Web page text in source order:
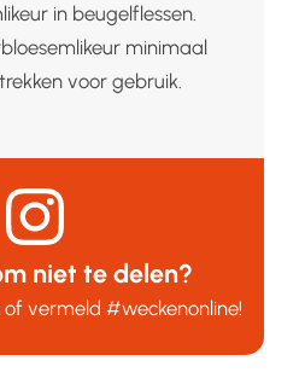
in beugelflessen.
minimaal
voor gebruik.
niet te delen?
of vermeld#weckenonline!